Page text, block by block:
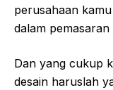
perusahaan
dalam
Dan yang cukup
desain haruslah